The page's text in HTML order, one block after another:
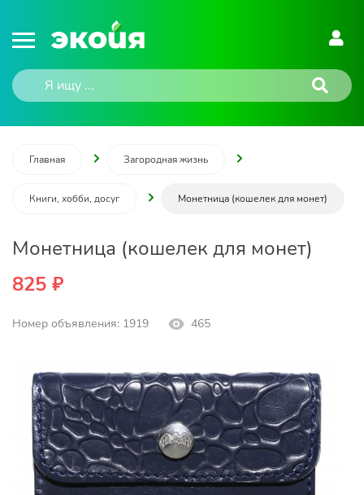
Главная Загородная жизнь
Книги, хобби, досуг Монетница (кошелек для монет)
Монетница (кошелек для монет)
825 ₽
Номер объявления: 1919 465